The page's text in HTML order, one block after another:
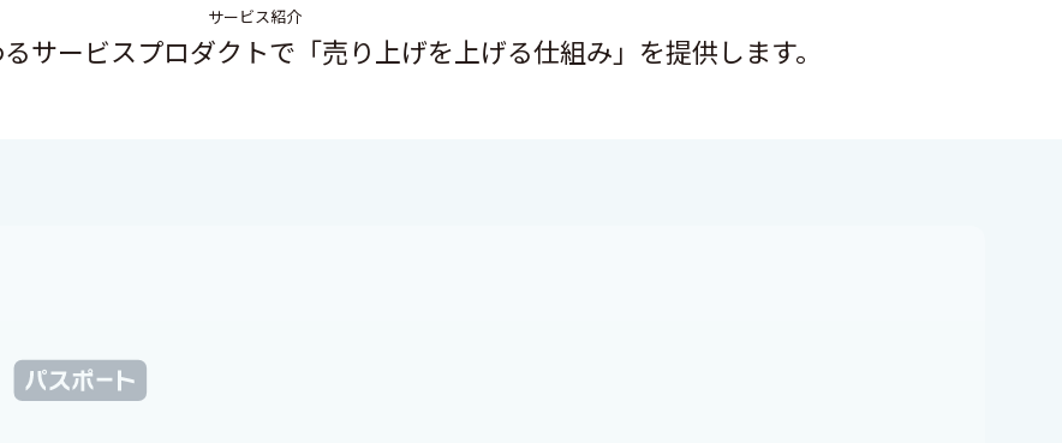
サービス紹介
サービスプロダクトで「売り上げを上げる仕組み」を提供します。